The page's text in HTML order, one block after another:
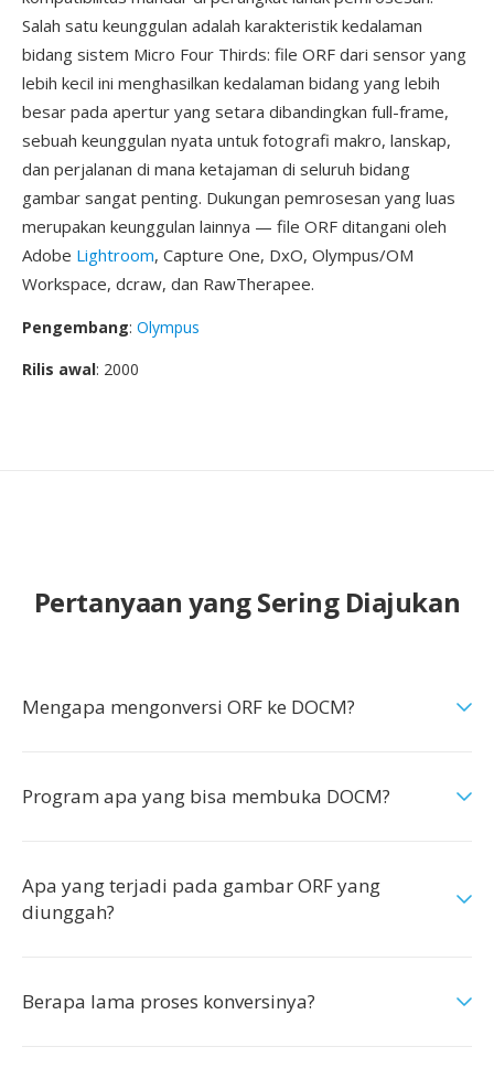
Salah satu keunggulan adalah karakteristik kedalaman
bidang sistem Micro Four Thirds: file ORF dari sensor yang
lebih kecil ini menghasilkan kedalaman bidang yang lebih
besar pada apertur yang setara dibandingkan full-frame,
sebuah keunggulan nyata untuk fotografi makro, lanskap,
dan perjalanan di mana ketajaman di seluruh bidang
gambar sangat penting. Dukungan pemrosesan yang luas
merupakan keunggulan lainnya — file ORF ditangani oleh
Adobe Lightroom, Capture One, DxO, Olympus/OM
Workspace, dcraw, dan RawTherapee.
Pengembang: Olympus
Rilis awal: 2000
Pertanyaan yang Sering Diajukan
Mengapa mengonversi ORF ke DOCM?
Program apa yang bisa membuka DOCM?
Apa yang terjadi pada gambar ORF yang
diunggah?
Berapa lama proses konversinya?